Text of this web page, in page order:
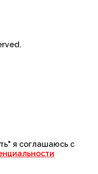
я соглашаюсь с